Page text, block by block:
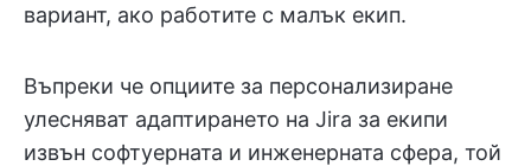
вариант, ако работите с малък екип.
Въпреки че опциите за персонализиране
улесняват адаптирането на Jira за екипи
извън софтуерната и инженерната сфера, той